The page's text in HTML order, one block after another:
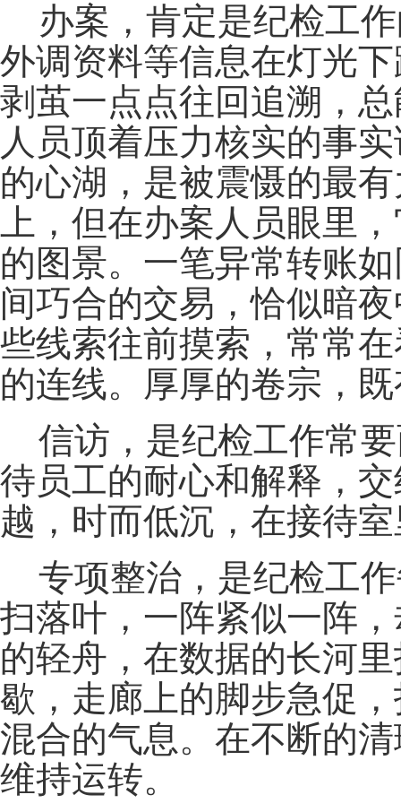
办案，肯定是纪检工
外调资料等信息在灯光
剥茧一点点往回追溯，
人员顶着压力核实的事
的心湖，是被震慑的最
上，但在办案人员眼里
的图景。一笔异常转账
间巧合的交易，恰似暗
些线索往前摸索，常常
的连线。厚厚的卷宗，
信访，是纪检工作常
待员工的耐心和解释，
越，时而低沉，在接待
专项整治，是纪检工
扫落叶，一阵紧似一阵
的轻舟，在数据的长河
歇，走廊上的脚步急促
混合的气息。在不断的
维持运转。